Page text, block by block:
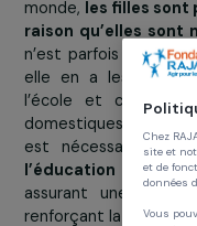
situations de
souvent travailler
d’argent dans les
par leurs
exploitées.
d’éducation, le
peuvent se
victimes de
enfance et